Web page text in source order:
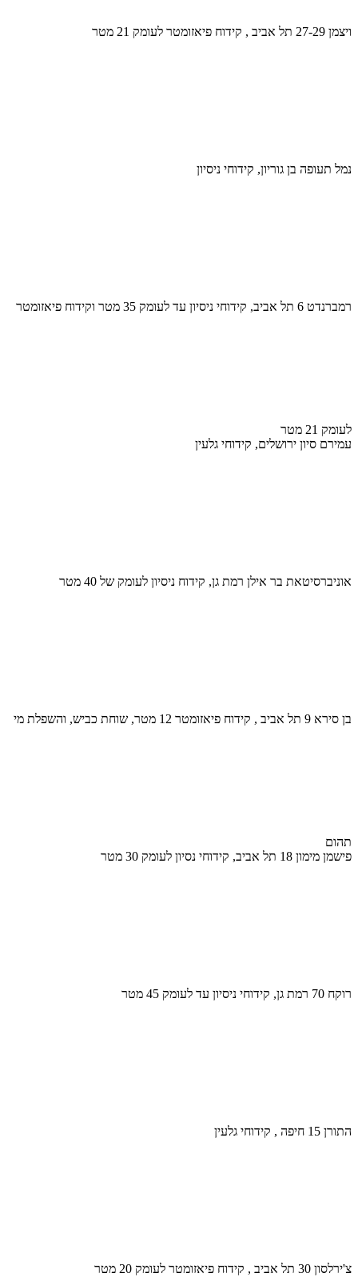
ויצמן 27-29 תל אביב , קידוח פיאזומטר לעומק 21 מטר
נמל תעופה בן גוריון, קידוחי ניסיון
רמברנדט 6 תל אביב, קידוחי ניסיון עד לעומק 35 מטר וקידוח פיאזומטר
לעומק 21 מטר
עמירם סיון ירושלים, קידוחי גלעין
אוניברסיטאת בר אילן רמת גן, קידוח ניסיון לעומק של 40 מטר
בן סירא 9 תל אביב , קידוח פיאזומטר 12 מטר, שוחת כביש, והשפלת מי
תהום
פישמן מימון 18 תל אביב, קידוחי נסיון לעומק 30 מטר
רוקח 70 רמת גן, קידוחי ניסיון עד לעומק 45 מטר
התורן 15 חיפה , קידוחי גלעין
צ'ירלסון 30 תל אביב , קידוח פיאזומטר לעומק 20 מטר